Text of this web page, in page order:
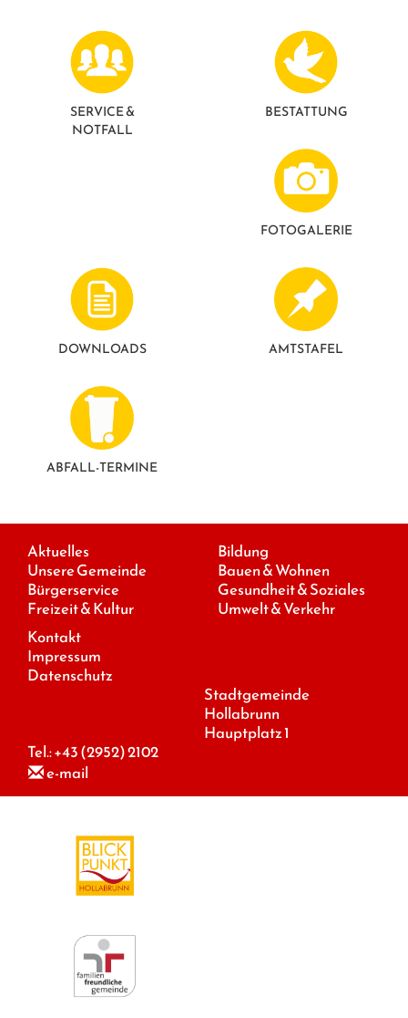
SERVICE &
NOTFALL
BESTATTUNG
FOTO­GALERIE
DOWNLOADS AMTSTAFEL
ABFALL-TERMINE
Aktuelles
Unsere Gemeinde
Bürgerservice
Freizeit & Kultur
Bildung
Bauen & Wohnen
Gesundheit & Soziales
Umwelt & Verkehr
Kontakt
Impressum
Datenschutz
Stadtgemeinde
Hollabrunn
Hauptplatz 1
Tel.:+43 (2952) 2102
e-mail